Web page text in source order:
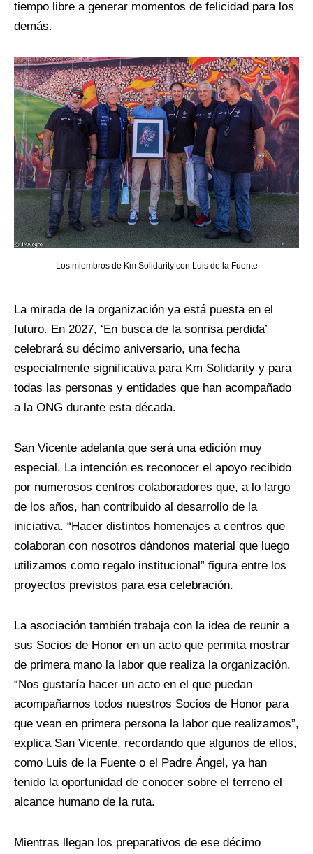
tiempo libre a generar momentos de felicidad para los
demás.
Los miembros de Km Solidarity con Luis de la Fuente
La mirada de la organización ya está puesta en el
futuro. En 2027, ‘En busca de la sonrisa perdida’
celebrará su décimo aniversario, una fecha
especialmente significativa para Km Solidarity y para
todas las personas y entidades que han acompañado
a la ONG durante esta década.
San Vicente adelanta que será una edición muy
especial. La intención es reconocer el apoyo recibido
por numerosos centros colaboradores que, a lo largo
de los años, han contribuido al desarrollo de la
iniciativa. “Hacer distintos homenajes a centros que
colaboran con nosotros dándonos material que luego
utilizamos como regalo institucional” figura entre los
proyectos previstos para esa celebración.
La asociación también trabaja con la idea de reunir a
sus Socios de Honor en un acto que permita mostrar
de primera mano la labor que realiza la organización.
“Nos gustaría hacer un acto en el que puedan
acompañarnos todos nuestros Socios de Honor para
que vean en primera persona la labor que realizamos”,
explica San Vicente, recordando que algunos de ellos,
como Luis de la Fuente o el Padre Ángel, ya han
tenido la oportunidad de conocer sobre el terreno el
alcance humano de la ruta.
Mientras llegan los preparativos de ese décimo